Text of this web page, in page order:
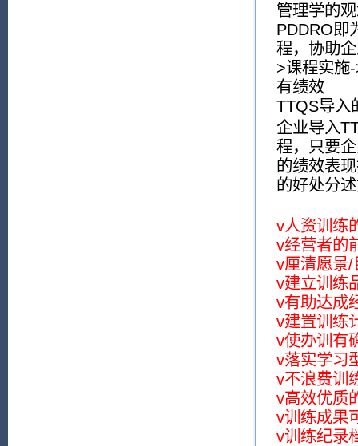
管理学的
PDDRO即
程，协助
>课程实施
有绩效
TTQS导入
企业导入
程，只要
的绩效表
的好处分
v人资训练
v经营者的
v厘清愿景
v建立训练
v有助达成
v建置训练
v使办训有
v落实学习
v不浪费训
v高效优质
v训练成果
v训练纪录